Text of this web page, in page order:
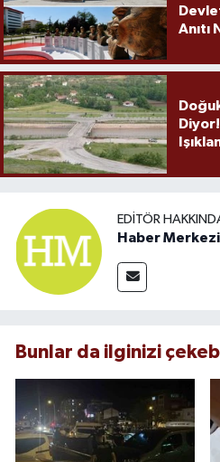
Anıtı
EDITÖR
Haber Merkezi
Bunlar da ilginizi